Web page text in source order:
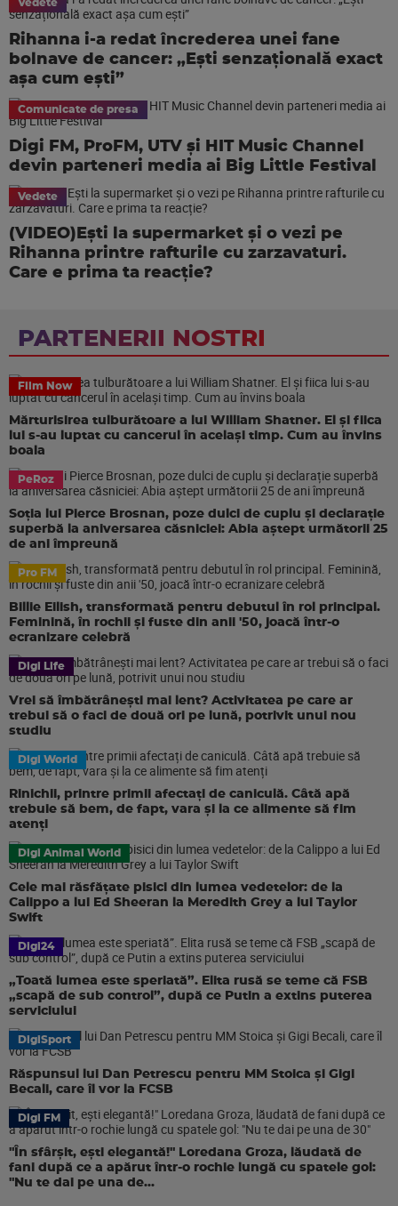
Vedete
Rihanna i-a redat încrederea unei fane
bolnave de cancer: „Ești senzațională exact
așa cum ești”
Comunicate de presa
Digi FM, ProFM, UTV și HIT Music Channel
devin parteneri media ai Big Little Festival
Vedete
(VIDEO)Ești la supermarket și o vezi pe
Rihanna printre rafturile cu zarzavaturi.
Care e prima ta reacție?
PARTENERII NOSTRI
Film Now
Mărturisirea tulburătoare a lui William Shatner. El și fiica
lui s-au luptat cu cancerul în același timp. Cum au învins
boala
PeRoz
Soția lui Pierce Brosnan, poze dulci de cuplu și declarație
superbă la aniversarea căsniciei: Abia aștept următorii 25
de ani împreună
Pro FM
Billie Eilish, transformată pentru debutul în rol principal.
Feminină, în rochii și fuste din anii '50, joacă într-o
ecranizare celebră
Digi Life
Vrei să îmbătrânești mai lent? Activitatea pe care ar
trebui să o faci de două ori pe lună, potrivit unui nou
studiu
Digi World
Rinichii, printre primii afectați de caniculă. Câtă apă
trebuie să bem, de fapt, vara și la ce alimente să fim
atenți
Digi Animal World
Cele mai răsfățate pisici din lumea vedetelor: de la
Calippo a lui Ed Sheeran la Meredith Grey a lui Taylor
Swift
Digi24
„Toată lumea este speriată”. Elita rusă se teme că FSB
„scapă de sub control”, după ce Putin a extins puterea
serviciului
DigiSport
Răspunsul lui Dan Petrescu pentru MM Stoica și Gigi
Becali, care îl vor la FCSB
Digi FM
"În sfârșit, ești elegantă!" Loredana Groza, lăudată de
fani după ce a apărut într-o rochie lungă cu spatele gol:
"Nu te dai pe una de...